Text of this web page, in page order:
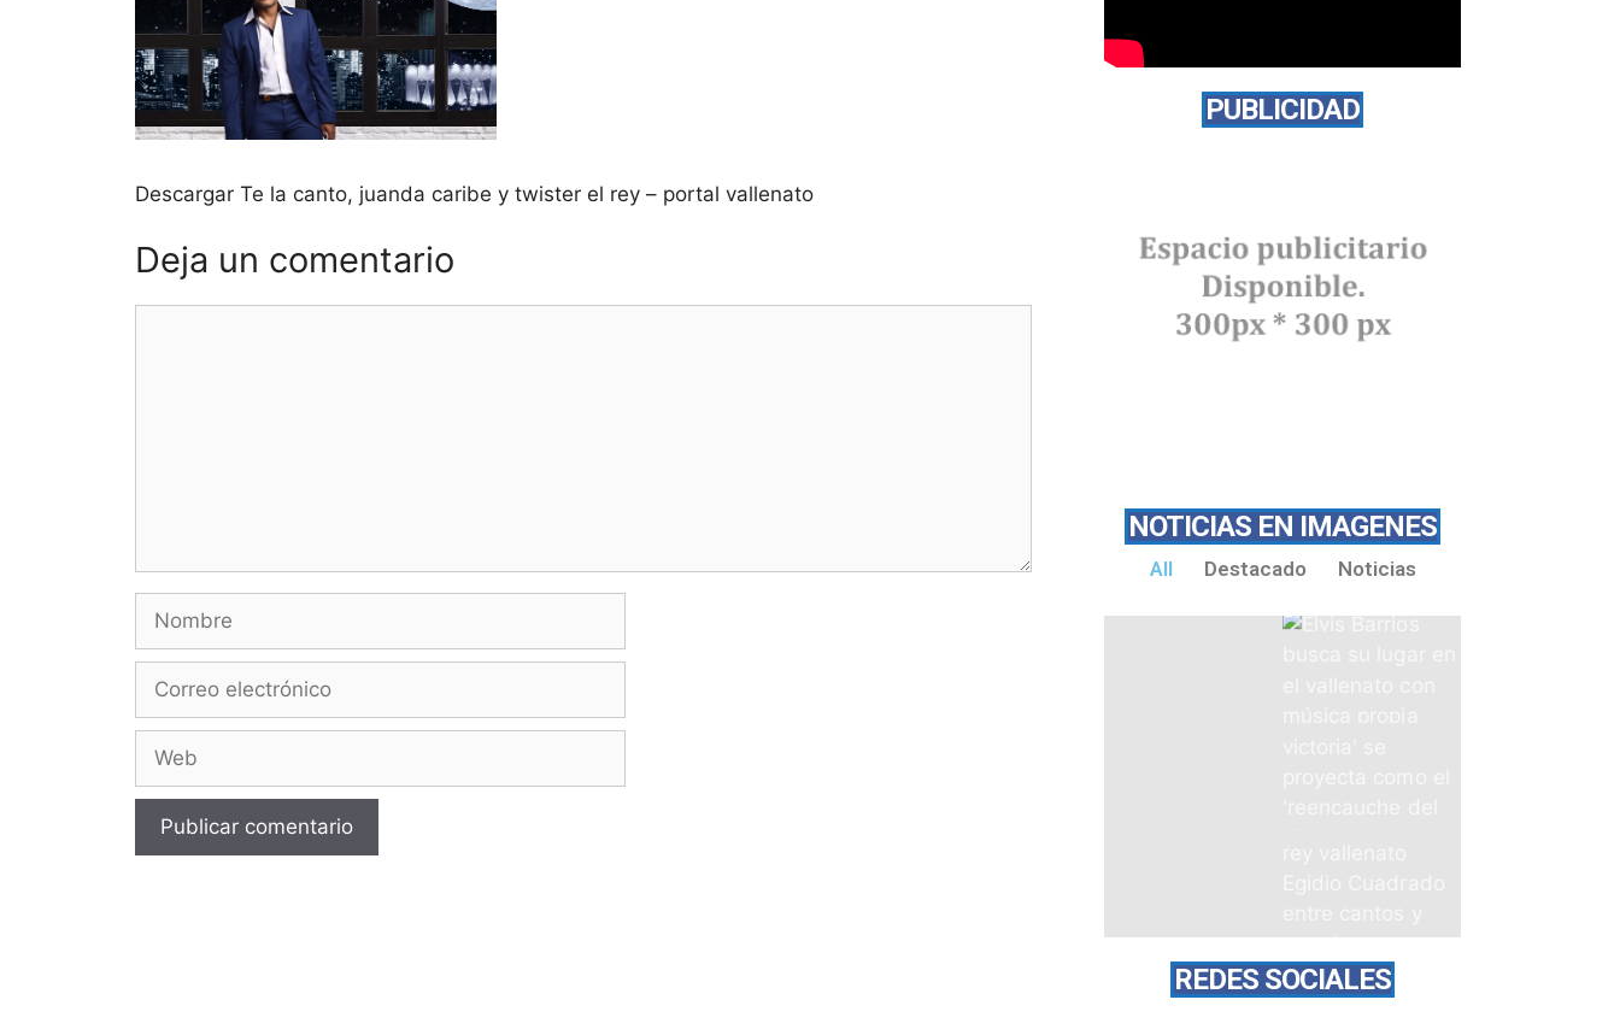
Descargar Te la canto, juanda caribe y twister el rey – portal vallenato
Deja un comentario
PUBLICIDAD
NOTICIAS EN IMAGENES
All Destacado Noticias
REDES SOCIALES